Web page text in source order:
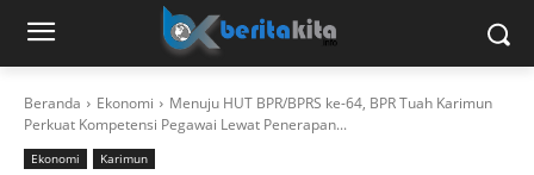
Beranda Ekonomi
Menuju HUT BPR/BPRS ke-64, BPR Tuah Karimun
Perkuat Kompetensi Pegawai Lewat Penerapan...
Ekonomi Karimun